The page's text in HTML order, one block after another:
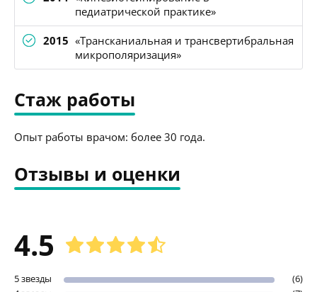
педиатрической практике»
2015 «Трансканиальная и трансвертибральная
микрополяризация»
Стаж работы
Опыт работы врачом: более 30 года.
Отзывы и оценки
4.5
5 звезды
(6)